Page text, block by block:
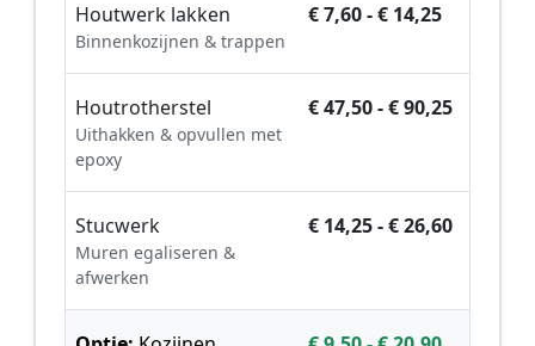
Houtwerk lakken
Binnenkozijnen & trappen
€ 7,60 - € 14,25
Houtrotherstel
Uithakken & opvullen met
epoxy
€ 47,50 - € 90,25
Stucwerk
Muren egaliseren &
afwerken
€ 14,25 - € 26,60